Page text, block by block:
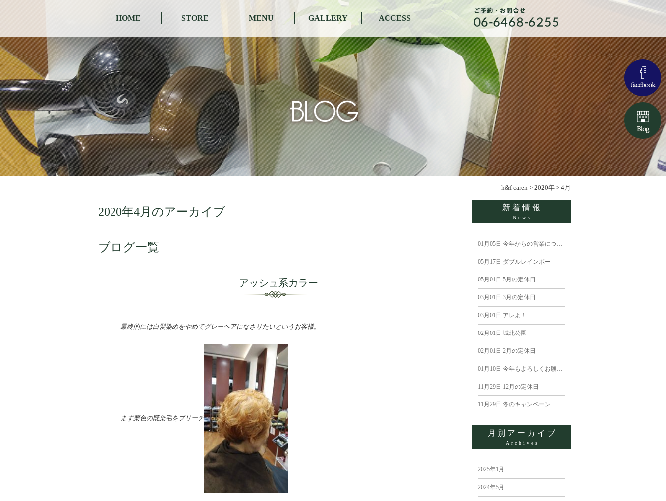
HOME STORE MENU GALLERY ACCESS
h&f caren > 2020年 > 4月
2020年4月のアーカイブ
ブログ一覧
アッシュ系カラー
最終的には白髪染めをやめてグレーヘアになさりたいというお客様。
まず栗色の既染毛をブリーチ
新着情報
News
01月05日 今年からの営業について
05月17日 ダブルレインボー
05月01日 5月の定休日
03月01日 3月の定休日
03月01日 アレよ！
02月01日 城北公園
02月01日 2月の定休日
01月10日 今年もよろしくお願いします
11月29日 12月の定休日
11月29日 冬のキャンペーン
月別アーカイブ
Archives
2025年1月
2024年5月